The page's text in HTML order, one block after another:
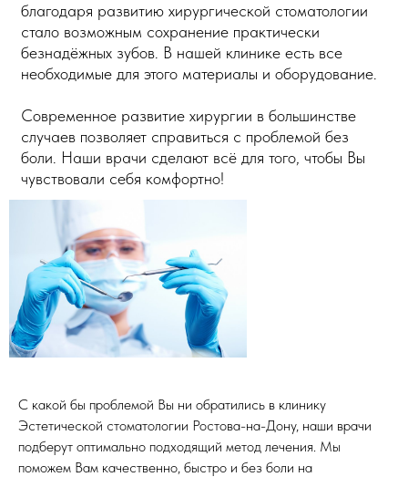
благодаря развитию хирургической стоматологии
стало возможным сохранение практически
безнадёжных зубов. В нашей клинике есть все
необходимые для этого материалы и оборудование.
Современное развитие хирургии в большинстве
случаев позволяет справиться с проблемой без
боли. Наши врачи сделают всё для того, чтобы Вы
чувствовали себя комфортно!
С какой бы проблемой Вы ни обратились в клинику
Эстетической стоматологии Ростова-на-Дону, наши врачи
подберут оптимально подходящий метод лечения. Мы
поможем Вам качественно, быстро и без боли на